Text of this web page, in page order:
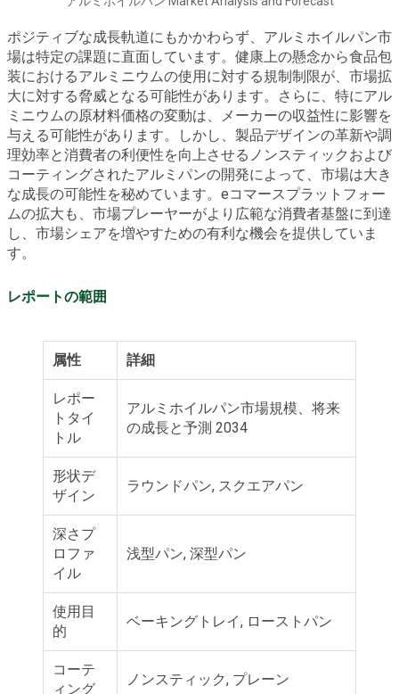
ポジティブな成長軌道にもかかわらず、アルミホイルパン市
場は特定の課題に直面しています。健康上の懸念から食品包
装におけるアルミニウムの使用に対する規制制限が、市場拡
大に対する脅威となる可能性があります。さらに、特にアル
ミニウムの原材料価格の変動は、メーカーの収益性に影響を
与える可能性があります。しかし、製品デザインの革新や調
理効率と消費者の利便性を向上させるノンスティックおよび
コーティングされたアルミパンの開発によって、市場は大き
な成長の可能性を秘めています。eコマースプラットフォー
ムの拡大も、市場プレーヤーがより広範な消費者基盤に到達
し、市場シェアを増やすための有利な機会を提供していま
す。
レポートの範囲
属性 詳細
レポー
トタイ
トル
アルミホイルパン市場規模、将来
の成長と予測 2034
形状デ
ザイン
ラウンドパン, スクエアパン
深さプ
ロファ
イル
浅型パン, 深型パン
使用目
的
ベーキングトレイ, ローストパン
コーテ
ィング
ノンスティック, プレーン